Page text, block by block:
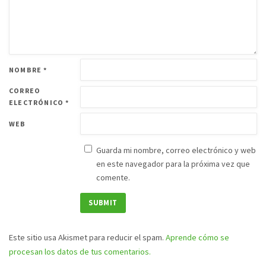
NOMBRE*
CORREO
ELECTRÓNICO*
WEB
Guarda mi nombre, correo electrónico y web
en este navegador para la próxima vez que
comente.
Este sitio usa Akismet para reducir el spam. Aprende cómo se
procesan los datos de tus comentarios.